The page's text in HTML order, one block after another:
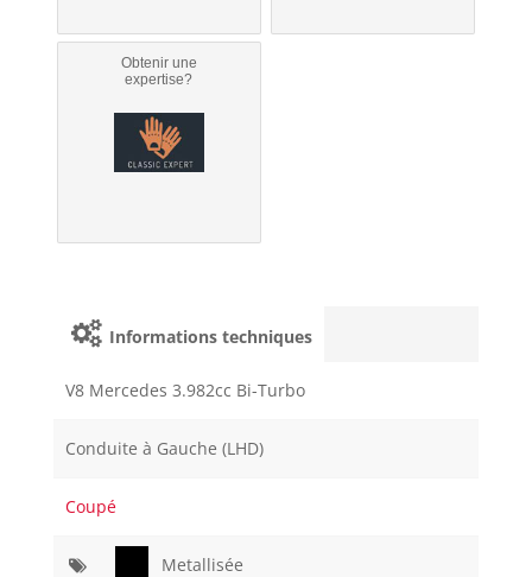
Obtenir une
expertise?
Informations techniques
V8 Mercedes 3.982cc Bi-Turbo
Conduite à Gauche (LHD)
Coupé
Metallisée